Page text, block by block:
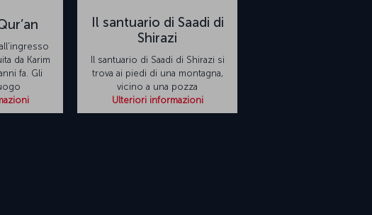
da Karim
fa. Gli
Il santuario di Saadi di
Shirazi
Il santuario di Saadi di Shirazi si
trova ai piedi di una montagna,
vicino a una pozza
Ulteriori informazioni